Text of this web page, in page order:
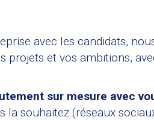
avec les candidats,
projets et vos ambitions,
sur mesure avec
la souhaitez (réseaux